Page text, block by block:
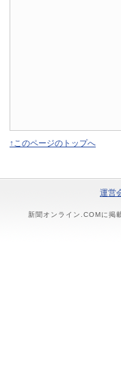
↑このページのトップへ
運営
新聞オンライン.COMに掲